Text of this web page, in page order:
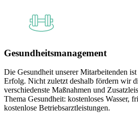
Gesundheitsmanagement
Die Gesundheit unserer Mitarbeitenden
Erfolg. Nicht zuletzt deshalb fördern wir
verschiedenste Maßnahmen und
Thema Gesundheit: kostenloses Wasser,
kostenlose Betriebsarztleistungen.